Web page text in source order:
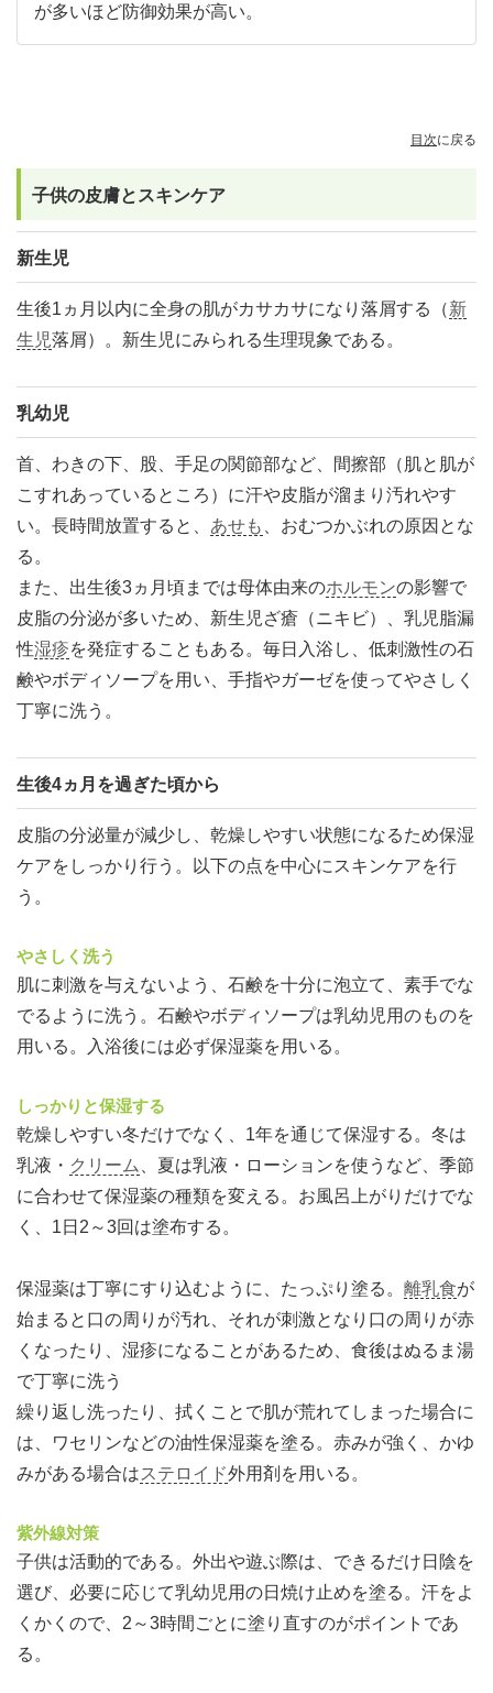
が多いほど防御効果が高い。
目次に戻る
子供の皮膚とスキンケア
新生児
生後1ヵ月以内に全身の肌がカサカサになり落屑する（新
生児落屑）。新生児にみられる生理現象である。
乳幼児
首、わきの下、股、手足の関節部など、間擦部（肌と肌が
こすれあっているところ）に汗や皮脂が溜まり汚れやす
い。長時間放置すると、 あせも
、おむつかぶれの原因とな
る。
また、出生後3ヵ月頃までは母体由来のホルモンの影響で
皮脂の分泌が多いため、新生児ざ瘡（ニキビ）、乳児脂漏
性湿疹を発症することもある。毎日入浴し、低刺激性の石
鹸やボディソープを用い、手指やガーゼを使ってやさしく
丁寧に洗う。
生後4ヵ月を過ぎた頃から
皮脂の分泌量が減少し、乾燥しやすい状態になるため保湿
ケアをしっかり行う。以下の点を中心にスキンケアを行
う。
やさしく洗う
肌に刺激を与えないよう、石鹸を十分に泡立て、素手でな
でるように洗う。石鹸やボディソープは乳幼児用のものを
用いる。入浴後には必ず保湿薬を用いる。
しっかりと保湿する
乾燥しやすい冬だけでなく、1年を通じて保湿する。冬は
乳液・ クリーム
、夏は乳液・ローションを使うなど、季節
に合わせて保湿薬の種類を変える。お風呂上がりだけでな
く、1日2～3回は塗布する。
保湿薬は丁寧にすり込むように、たっぷり塗る。 離乳食が
始まると口の周りが汚れ、それが刺激となり口の周りが赤
くなったり、湿疹になることがあるため、食後はぬるま湯
で丁寧に洗う
繰り返し洗ったり、拭くことで肌が荒れてしまった場合に
は、ワセリンなどの油性保湿薬を塗る。赤みが強く、かゆ
みがある場合はステロイド外用剤を用いる。
紫外線対策
子供は活動的である。外出や遊ぶ際は、できるだけ日陰を
選び、必要に応じて乳幼児用の日焼け止めを塗る。汗をよ
くかくので、2～3時間ごとに塗り直すのがポイントであ
る。